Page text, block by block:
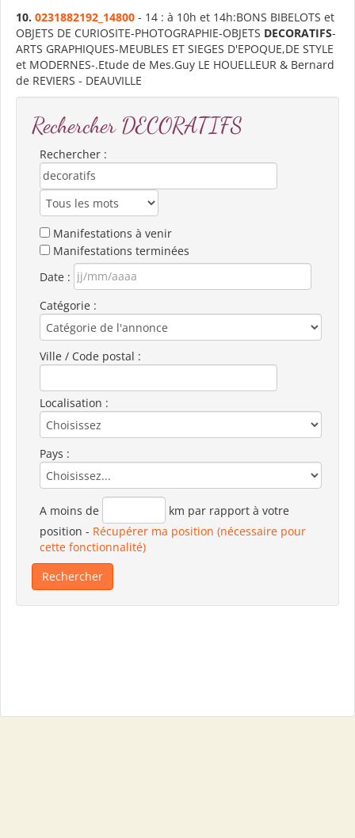
10. 0231882192_14800 - 14 : à 10h et 14h:BONS BIBELOTS et
OBJETS DE CURIOSITE-PHOTOGRAPHIE-OBJETS DECORATIFS-
ARTS GRAPHIQUES-MEUBLES ET SIEGES D'EPOQUE,DE STYLE
et MODERNES-.Etude de Mes.Guy LE HOUELLEUR & Bernard
de REVIERS - DEAUVILLE
Rechercher DECORATIFS
Rechercher :
Manifestations à venir
Manifestations terminées
Date :
Catégorie :
Ville / Code postal :
Localisation :
Pays :
A moins de
km par rapport à votre
position - Récupérer ma position (nécessaire pour
cette fonctionnalité)